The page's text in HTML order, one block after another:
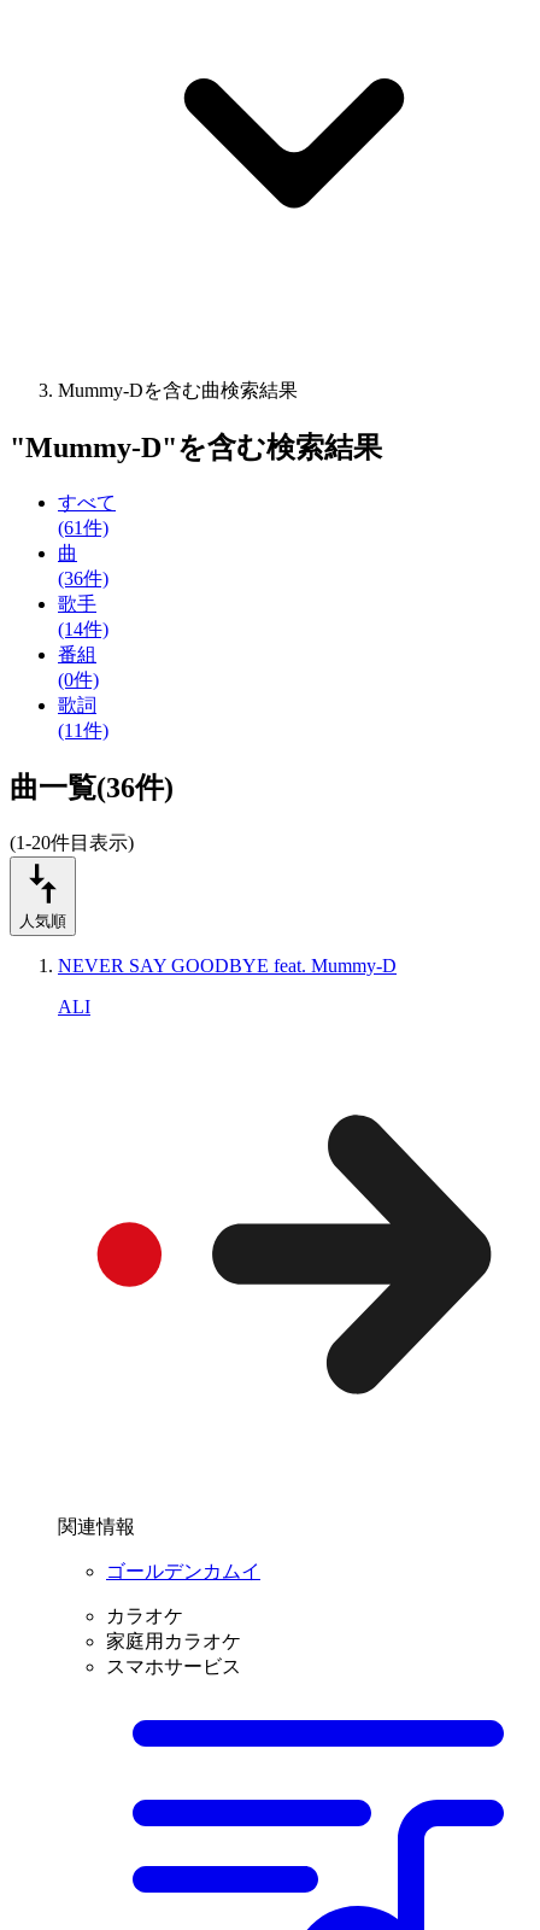
Mummy-Dを含む曲検索結果
"Mummy-D"を含む検索結果
すべて
(61件)
曲
(36件)
歌手
(14件)
番組
(0件)
歌詞
(11件)
曲一覧(36件)
(1-20件目表示)
人気順
NEVER SAY GOODBYE feat. Mummy-D
ALI
関連情報
ゴールデンカムイ
カラオケ
家庭用カラオケ
スマホサービス